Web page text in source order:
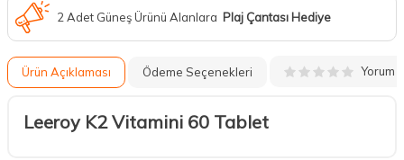
2 Adet Güneş Ürünü Alanlara Plaj Çantası Hediye
Ürün Açıklaması Ödeme Seçenekleri Yorum
Leeroy K2 Vitamini 60 Tablet